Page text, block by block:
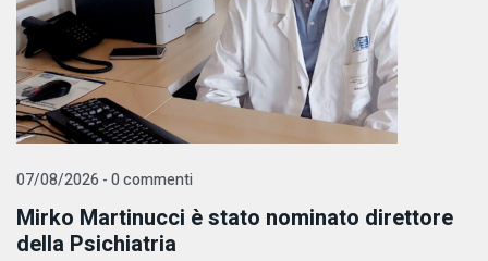
07/08/2026 - 0 commenti
Mirko Martinucci è stato nominato direttore
della Psichiatria